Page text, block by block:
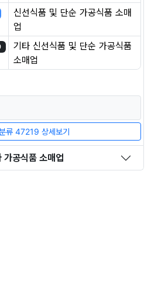
신선식품 및 단순 가공식품 소매
업
기타 신선식품 및 단순 가공식품
소매업
류 47219 상세보기
공식품 소매업